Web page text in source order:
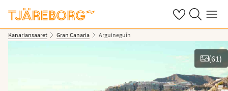
OmatHaku Valikko
Kanariansaaret Gran Canaria Arguineguín
(61)